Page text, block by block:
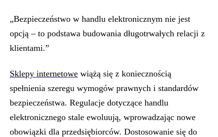
„Bezpieczeństwo w handlu elektronicznym nie jest
opcją – to podstawa budowania długotrwałych relacji z
klientami.”
Sklepy internetowe wiążą się z koniecznością
spełnienia szeregu wymogów prawnych i standardów
bezpieczeństwa. Regulacje dotyczące handlu
elektronicznego stale ewoluują, wprowadzając nowe
obowiązki dla przedsiębiorców. Dostosowanie się do